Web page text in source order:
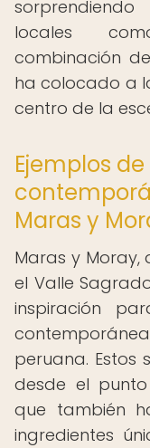
locales
combinación
ha colocado a
centro de la
Ejemplos
Maras y
Maras y Moray,
el Valle
inspiración
peruana. Estos
desde el
que también
ingredientes